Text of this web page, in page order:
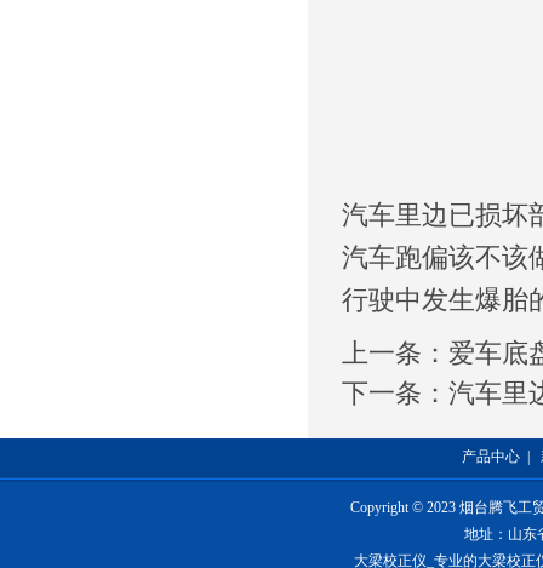
汽车里边已损坏
汽车跑偏该不该
行驶中发生爆胎
上一条： 爱车底
下一条： 汽车里
产品中心
Copyright © 2023 烟台腾飞工
地址：山东
大梁校正仪_专业的大梁校